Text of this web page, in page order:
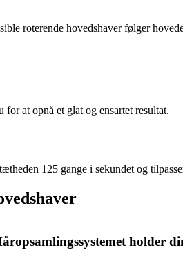
roterende hovedshaver følger
at opnå et glat og ensartet resultat.
125 gange i sekundet og
holder